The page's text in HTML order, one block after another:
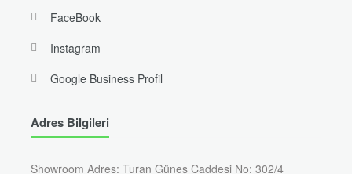
FaceBook
Instagram
Google Business Profil
Adres Bilgileri
Showroom Adres: Turan Güneş Caddesi No: 302/4